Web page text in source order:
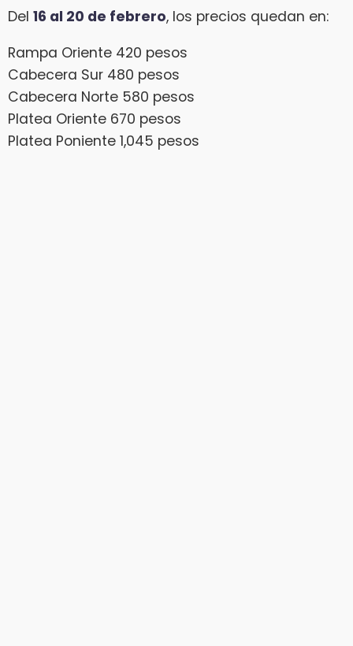
Del 16 al 20 de febrero, los precios quedan en:
Rampa Oriente 420 pesos
Cabecera Sur 480 pesos
Cabecera Norte 580 pesos
Platea Oriente 670 pesos
Platea Poniente 1,045 pesos